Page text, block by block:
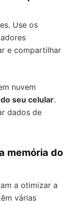
Use os
e compartilhar
nuvem
seu celular.
dados de
memória do
a otimizar a
várias